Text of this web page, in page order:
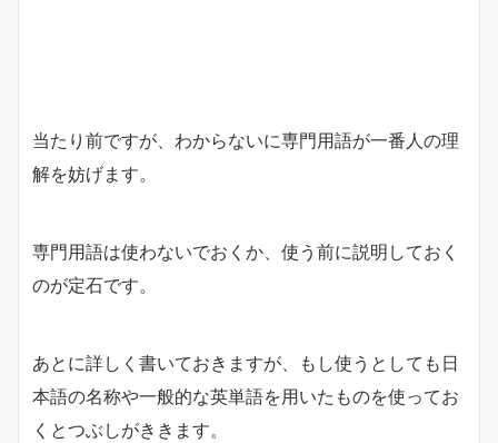
当たり前ですが、わからないに専門用語が一番人の理
解を妨げます。
専門用語は使わないでおくか、使う前に説明しておく
のが定石です。
あとに詳しく書いておきますが、もし使うとしても日
本語の名称や一般的な英単語を用いたものを使ってお
くとつぶしがききます。